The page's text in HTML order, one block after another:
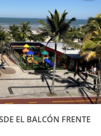
EL BALCÓN FRENTE